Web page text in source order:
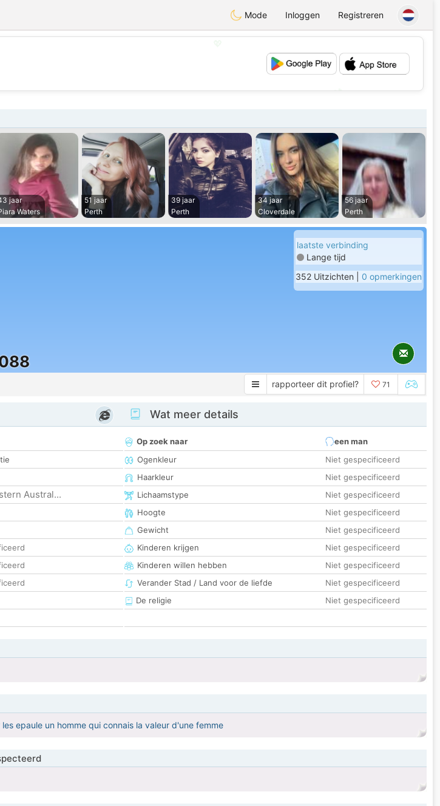
Mode Inloggen Registreren
💕
jaar
Waters
51 jaar
Perth
39 jaar
Perth
34 jaar
Cloverdale
56 jaar
Perth
laatste verbinding
Lange tijd
352 Uitzichten | 0 opmerkingen
rapporteer dit profiel? 71
Austral...
Wat meer details
Op zoek naar
een man
Ogenkleur
Niet gespecificeerd
Haarkleur
Niet gespecificeerd
Lichaamstype
Niet gespecificeerd
Hoogte
Niet gespecificeerd
Gewicht
Niet gespecificeerd
Kinderen krijgen
Niet gespecificeerd
Kinderen willen hebben
Niet gespecificeerd
Verander Stad / Land voor de liefde
Niet gespecificeerd
De religie
Niet gespecificeerd
epaule un homme qui connais la valeur d'une femme